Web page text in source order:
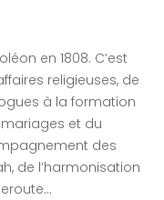
en 1808. C’est
religieuses, de
à la formation
et du
des
de l’harmonisation